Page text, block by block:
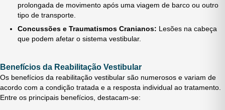
prolongada de movimento após uma viagem de barco ou outro
tipo de transporte.
Concussões e Traumatismos Cranianos: Lesões na cabeça
que podem afetar o sistema vestibular.
Benefícios da Reabilitação Vestibular
Os benefícios da reabilitação vestibular são numerosos e variam de
acordo com a condição tratada e a resposta individual ao tratamento.
Entre os principais benefícios, destacam-se: